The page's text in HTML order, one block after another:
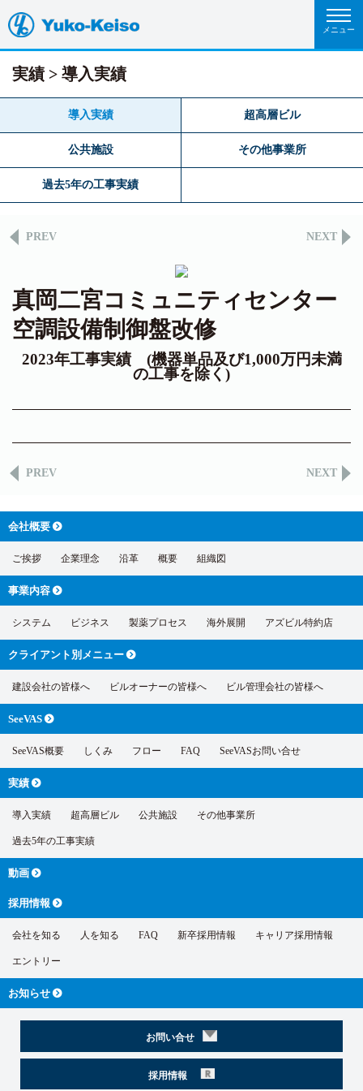
実績 導入実績
導入実績 超高層ビル
公共施設 その他事業所
過去5年の工事実績
PREV NEXT
真岡二宮コミュニティセンター
空調設備制御盤改修
2023年工事実績 (機器単品及び1,000万円未満
の工事を除く)
PREV NEXT
会社概要
ご挨拶 企業理念 沿革 概要 組織図
事業内容
システム ビジネス 製薬プロセス 海外展開 アズビル特約店
クライアント別 メニュー
建設会社の皆様へ ビルオーナーの皆様へ ビル管理会社の皆様へ
SeeVAS
SeeVAS概要 しくみ フロー FAQ SeeVASお問い合せ
実績
導入実績 超高層ビル 公共施設 その他事業所
過去5年の工事実績
動画
採用情報
会社を知る 人を知る FAQ 新卒採用情報 キャリア採用情報
エントリー
お知らせ
お問い合せ
採用情報